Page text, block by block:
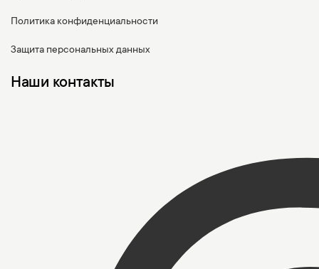
Политика конфиденциальности
Защита персональных данных
Наши контакты